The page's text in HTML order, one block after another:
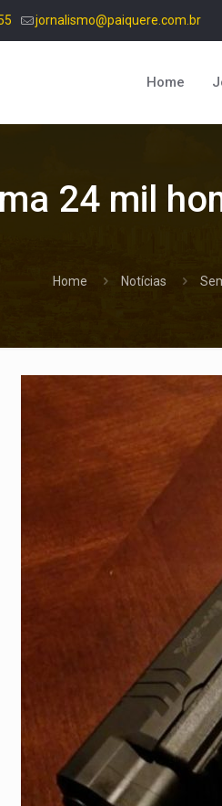
jornalismo@paiquere.com.br
Home
24 mil
Home Notícias